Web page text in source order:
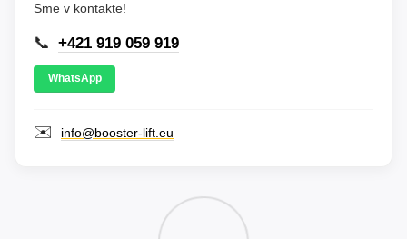
Sme v kontakte!
📞 +421 919 059 919
WhatsApp
✉️ info@booster-lift.eu